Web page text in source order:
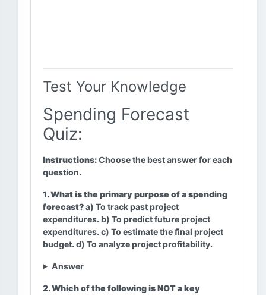
Test Your Knowledge
Spending Forecast
Quiz:
Instructions:Choose the best answer for each
question.
1. What is the primary purpose of a spending
forecast?a) To track past project
expenditures. b) To predict future project
expenditures. c) To estimate the final project
budget. d) To analyze project profitability.
Answer
2. Which of the following is NOT a key